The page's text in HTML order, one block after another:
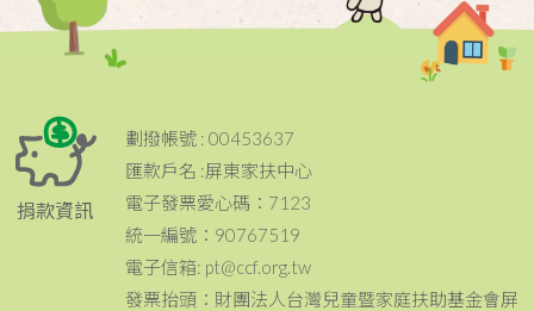
捐款資訊
劃撥帳號 : 00453637
匯款戶名 :屏東家扶中心
電子發票愛心碼：7123
統一編號：90767519
電子信箱: pt@ccf.org.tw
發票抬頭：財團法人台灣兒童暨家庭扶助基金會屏